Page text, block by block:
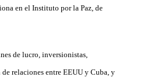
en el Instituto por la Paz, de
de lucro, inversionistas,
relaciones entre EEUU y Cuba, y